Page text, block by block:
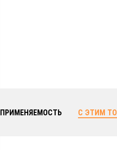
ПРИМЕНЯЕМОСТЬ С ЭТИМ